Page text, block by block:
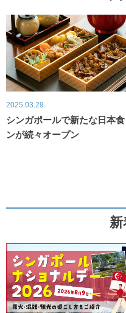
2025.03.29
シンガポールで新たな日本
ンが続々オープン